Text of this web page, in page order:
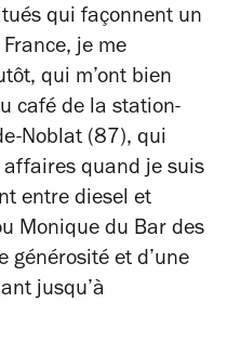
qui façonnent un
je me
qui m’ont bien
café de la station-
Noblat (87), qui
quand je suis
entre diesel et
Monique du Bar des
générosité et d’une
jusqu’à